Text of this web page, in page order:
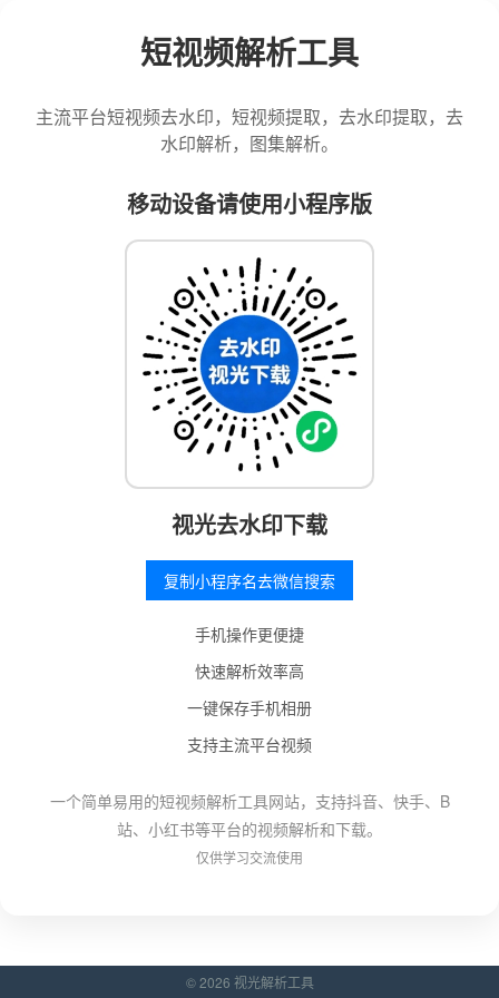
短视频解析工具
主流平台短视频去水印，短视频提取，去水印提取，去
水印解析，图集解析。
移动设备请使用小程序版
视光去水印下载
复制小程序名去微信搜索
手机操作更便捷
快速解析效率高
一键保存手机相册
支持主流平台视频
一个简单易用的短视频解析工具网站，支持抖音、快手、B
站、小红书等平台的视频解析和下载。
仅供学习交流使用
© 2026 视光解析工具